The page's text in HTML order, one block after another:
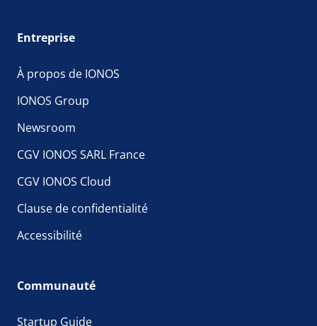
Entreprise
À propos de IONOS
IONOS Group
Newsroom
CGV IONOS SARL France
CGV IONOS Cloud
Clause de confidentialité
Accessibilité
Communauté
Startup Guide